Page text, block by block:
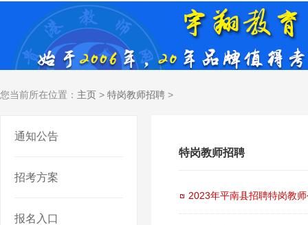
您当前所在位置： 主页 > 特岗教师招聘 >
通知公告
招考方案
报名入口
特岗教师招聘
2023年平南县招聘特岗教